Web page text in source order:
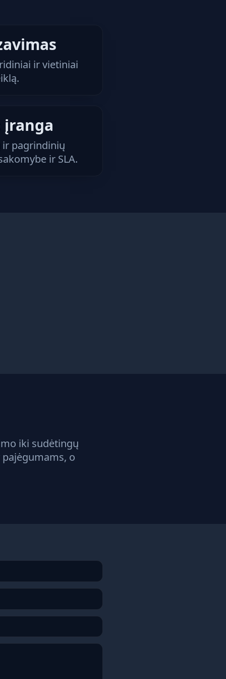
ir vietiniai
pagrindinių
ir SLA.
iki sudėtingų
o